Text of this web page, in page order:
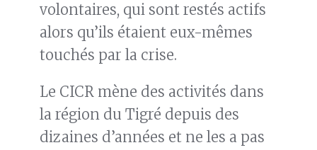
volontaires, qui sont restés actifs
alors qu’ils étaient eux-mêmes
touchés par la crise.
Le CICR mène des activités dans
la région du Tigré depuis des
dizaines d’années et ne les a pas